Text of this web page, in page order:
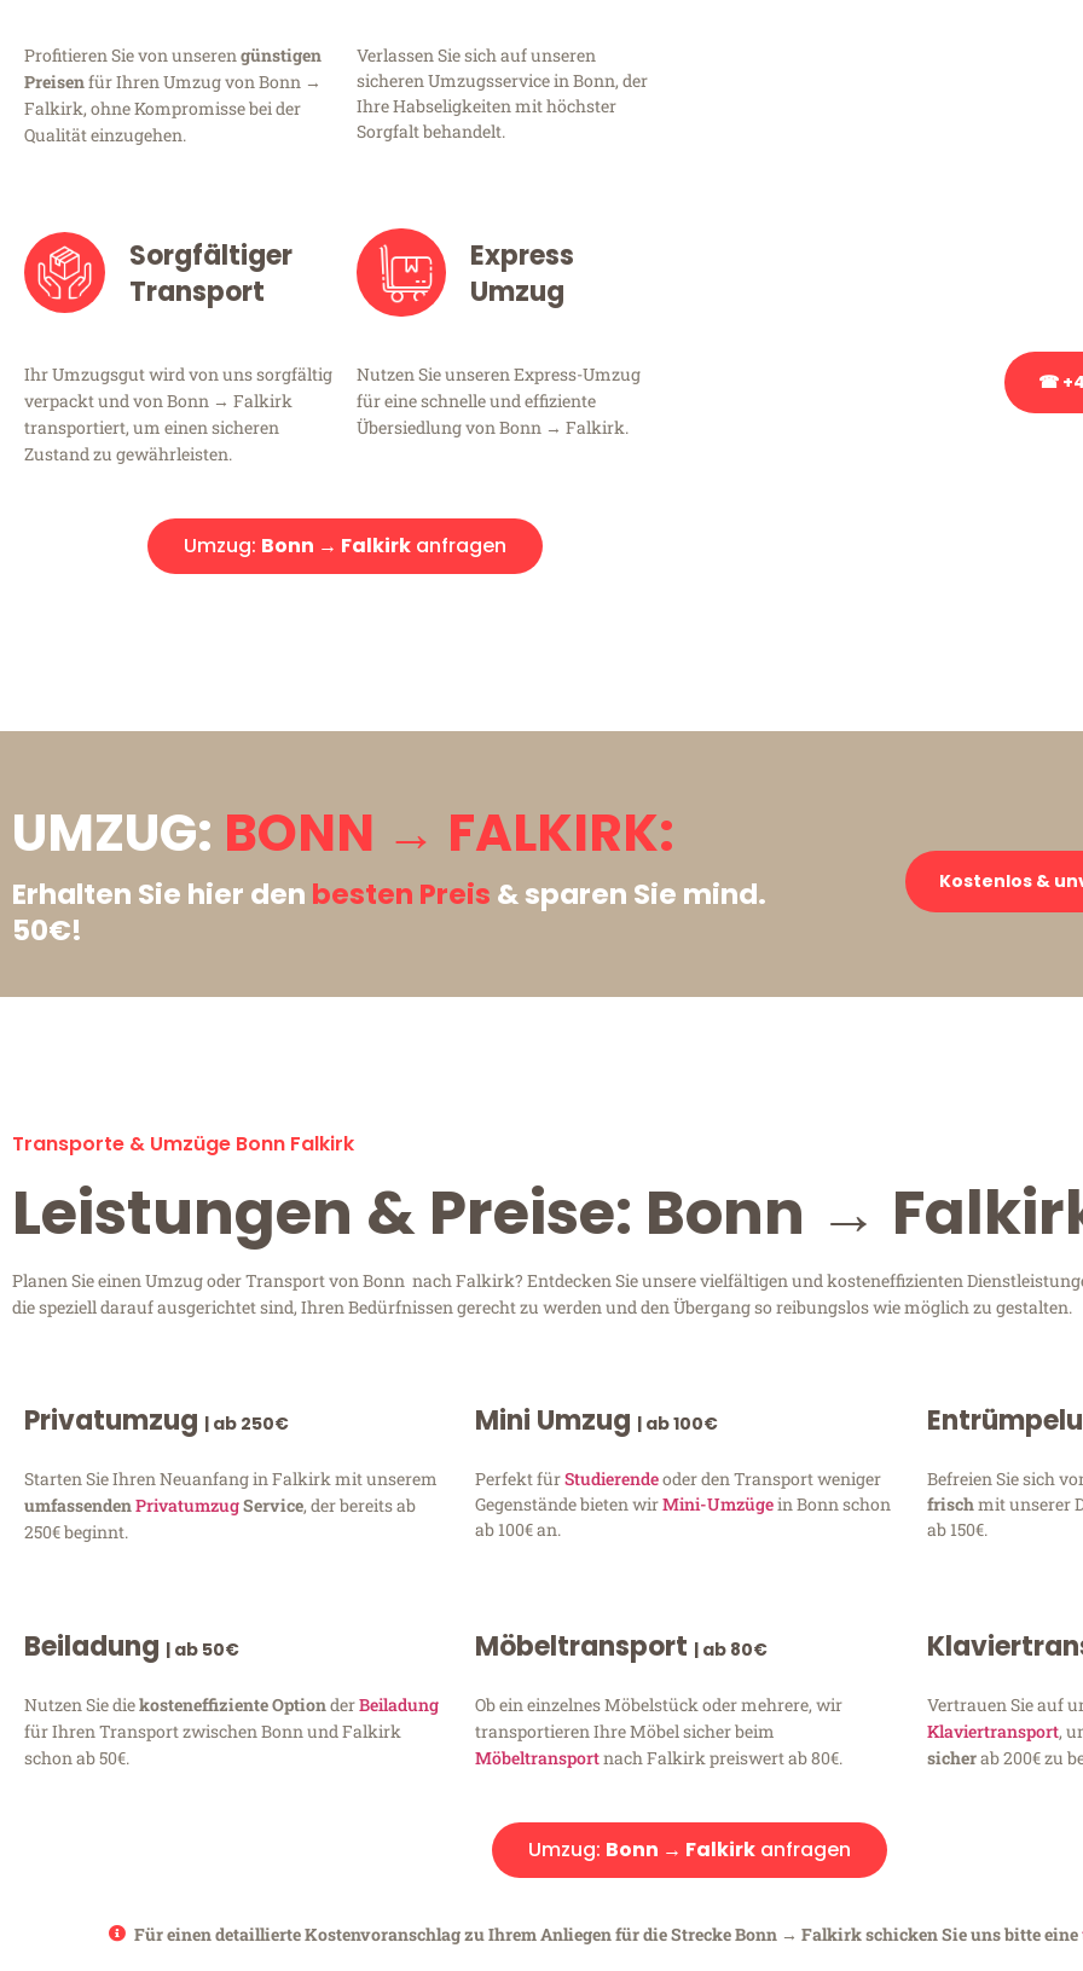
Profitieren Sie von unserengünstigen
Preisenfür Ihren Umzug von Bonn →
Falkirk, ohne Kompromisse bei der
Qualität einzugehen.
Verlassen Sie sich auf unseren
sicheren Umzugsservice in Bonn, der
Ihre Habseligkeiten mit höchster
Sorgfalt behandelt.
Sorgfältiger
Transport
Ihr Umzugsgut wird von uns sorgfältig
verpackt und von Bonn → Falkirk
transportiert, um einen sicheren
Zustand zu gewährleisten.
Express
Umzug
Nutzen Sie unseren Express-Umzug
für eine schnelle und effiziente
Übersiedlung von Bonn → Falkirk.
Umzug: Bonn → Falkirkanfragen
☎
UMZUG: BONN → FALKIRK:
Erhalten Sie hier den besten Preis & sparen Sie mind.
50€!
Kostenlos &
Transporte & Umzüge Bonn Falkirk
Leistungen & Preise: Bonn →
Planen Sie einen Umzug oder Transport von Bonn nach Falkirk? Entdecken Sie unsere vielfältigen und kosteneffizienten
die speziell darauf ausgerichtet sind, Ihren Bedürfnissen gerecht zu werden und den Übergang so reibungslos wie möglich zu gestalten.
Privatumzug | ab 250€
Starten Sie Ihren Neuanfang in Falkirk mit unserem
umfassendenPrivatumzugService, der bereits ab
250€ beginnt.
Mini Umzug | ab 100€
Perfekt fürStudierendeoder den Transport weniger
Gegenstände bieten wirMini-Umzügein Bonn schon
ab 100€ an.
Befreien Sie sich
frischmit unserer
ab 150€.
Beiladung | ab 50€
Nutzen Sie diekosteneffiziente OptionderBeiladung
für Ihren Transport zwischen Bonn und Falkirk
schon ab 50€.
Möbeltransport | ab 80€
Ob ein einzelnes Möbelstück oder mehrere, wir
transportieren Ihre Möbel sicher beim
Möbeltransportnach Falkirk preiswert ab 80€.
Vertrauen Sie auf
Klaviertransport,
sicherab 200€ zu
Umzug: Bonn → Falkirkanfragen
Für einen detaillierte Kostenvoranschlag zu Ihrem Anliegen für die Strecke Bonn → Falkirk schicken Sie uns bitte eine